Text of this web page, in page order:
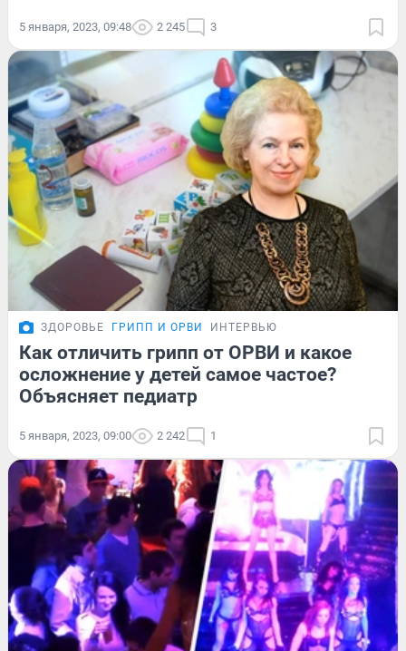
5 января, 2023, 09:48 2 245 3
ЗДОРОВЬЕ ГРИПП И ОРВИ ИНТЕРВЬЮ
Как отличить грипп от ОРВИ и какое
осложнение у детей самое частое?
Объясняет педиатр
5 января, 2023, 09:00 2 242 1